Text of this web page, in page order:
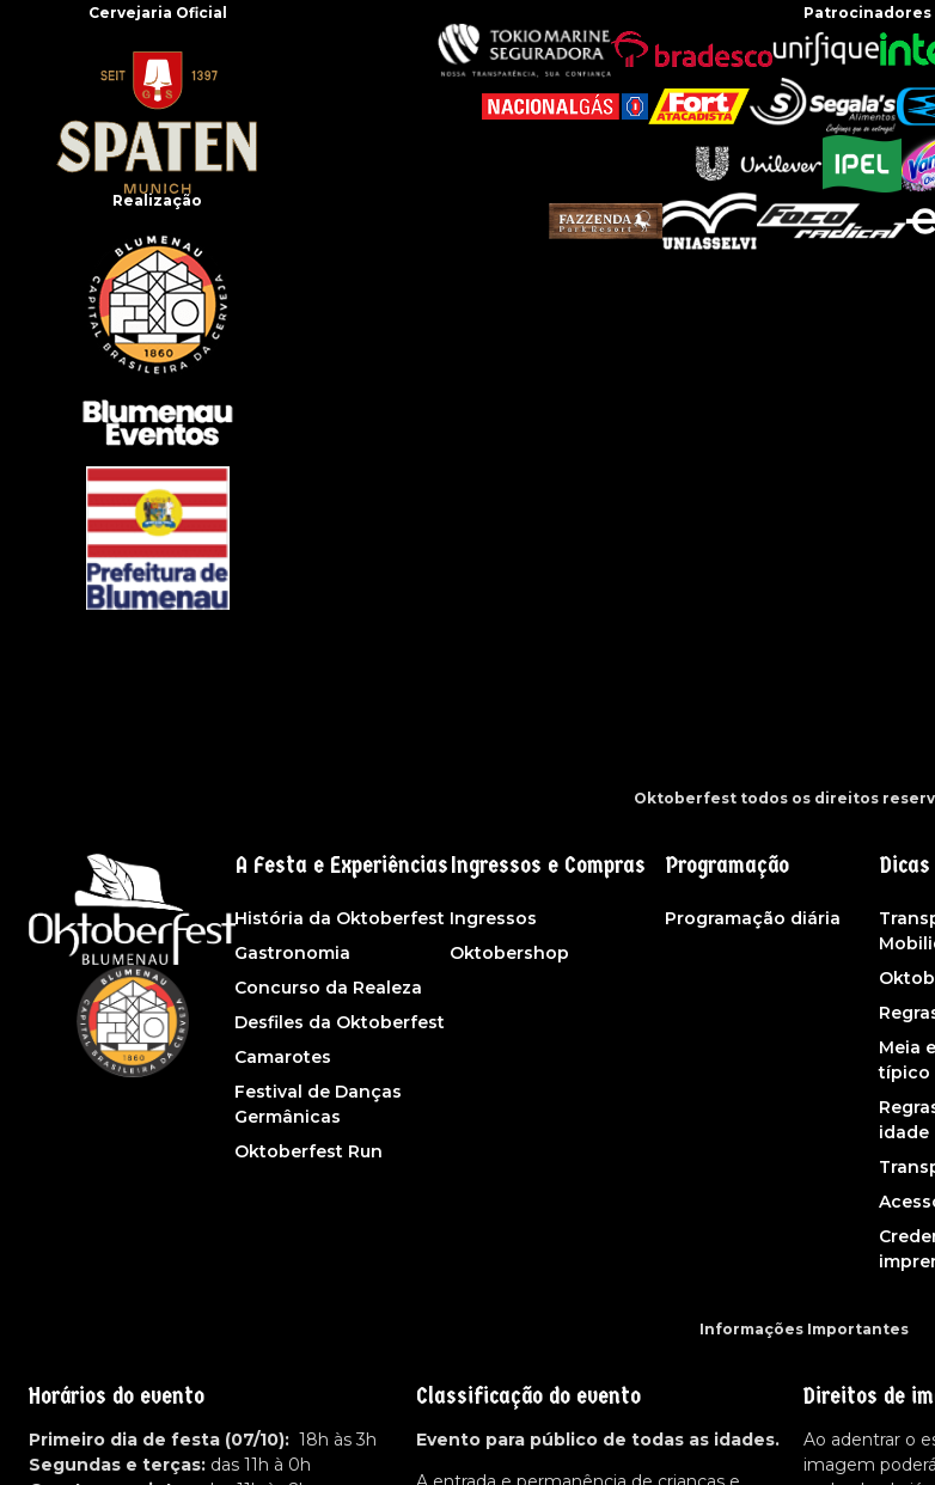
Cervejaria Oficial
Realização
Oktoberfest todos os direitos
A Festa e Experiências
História da Oktoberfest
Gastronomia
Concurso da Realeza
Desfiles da Oktoberfest
Camarotes
Festival de Danças
Germânicas
Oktoberfest Run
Ingressos e Compras
Ingressos
Oktobershop
Programação
Programação diária
Meia
típico
idade
Informações Importantes
Horários do evento
Primeiro dia de festa (07/10): 18h às 3h
Segundas e terças: das 11h à 0h
Classificação do evento
Evento para público de todas as idades.
Direitos de
Ao adentrar o
imagem